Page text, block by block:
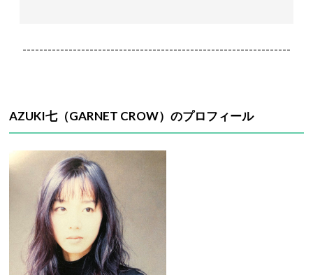
----------------------------------------------------------------
AZUKI七（GARNET CROW）のプロフィール